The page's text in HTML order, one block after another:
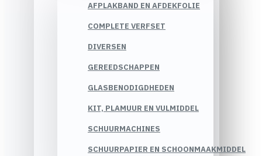
AFPLAKBAND EN AFDEKFOLIE
COMPLETE VERFSET
DIVERSEN
GEREEDSCHAPPEN
GLASBENODIGDHEDEN
KIT, PLAMUUR EN VULMIDDEL
SCHUURMACHINES
SCHUURPAPIER EN SCHOONMAAKMIDDEL